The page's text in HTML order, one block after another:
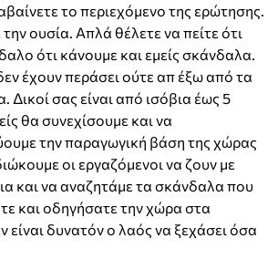
το περιεχόμενο της ερώτησης.
την ουσία. Απλά θέλετε να πείτε ότι
ότι κάνουμε και εμείς σκάνδαλα.
έχουν περάσει ούτε απ έξω από τα
Δικοί σας είναι από ισόβια έως 5
θα συνεχίσουμε και να
την παραγωγική βάση της χώρας
οι εργαζόμενοι να ζουν με
και να αναζητάμε τα σκάνδαλα που
και οδηγήσατε την χώρα στα
είναι δυνατόν ο λαός να ξεχάσει όσα